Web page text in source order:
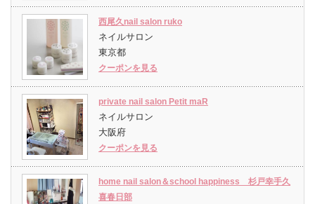
西尾久nail salon ruko
ネイルサロン
東京都
クーポンを見る
private nail salon Petit maR
ネイルサロン
大阪府
クーポンを見る
home nail salon＆school happiness 杉戸幸手久
喜春日部